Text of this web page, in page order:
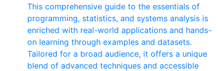
This comprehensive guide to the essentials of
programming, statistics, and systems analysis is
enriched with real-world applications and hands-
on learning through examples and datasets.
Tailored for a broad audience, it offers a unique
blend of advanced techniques and accessible